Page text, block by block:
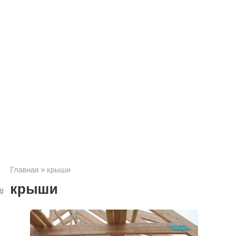
Главная » крыши
крыши